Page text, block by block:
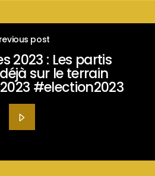
post
2023 : Les partis
sur le terrain
#election2023